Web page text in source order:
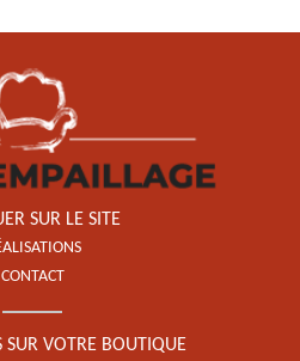
SUR LE SITE
CONTACT
SUR VOTRE BOUTIQUE